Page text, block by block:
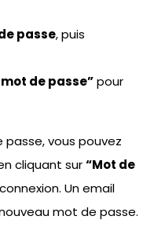
passe, puis
de passe”pour
vous pouvez
cliquant sur“Mot de
Un email
mot de passe.